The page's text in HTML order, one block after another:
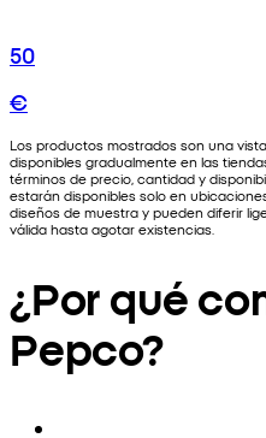
50
€
Los productos mostrados son una
disponibles gradualmente en las
términos de precio, cantidad y
estarán disponibles solo en
diseños de muestra y pueden diferir
válida hasta agotar existencias.
¿Por qué
Pepco?